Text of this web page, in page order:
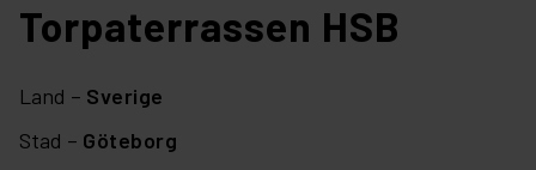
Torpaterrassen HSB
Land – Sverige
Stad – Göteborg